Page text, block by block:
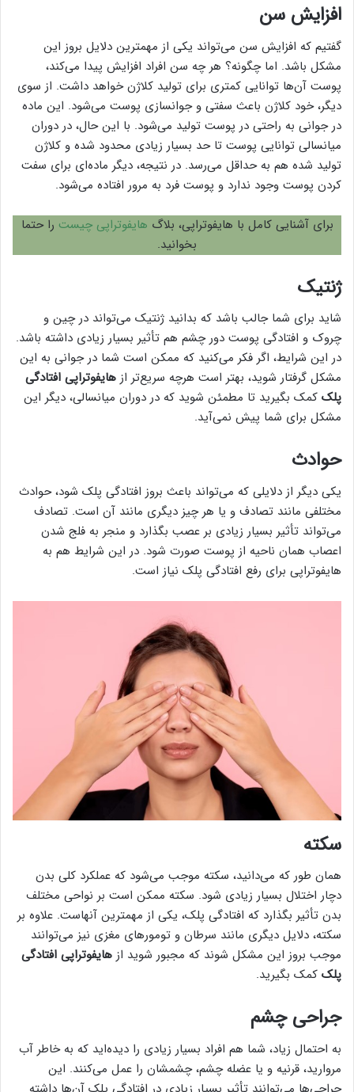
افزایش سن
گفتیم که افزایش سن می‌تواند یکی از مهمترین دلایل بروز این
مشکل باشد. اما چگونه؟ هر چه سن افراد افزایش پیدا می‌کند،
پوست آن‌ها توانایی کمتری برای تولید کلاژن خواهد داشت. از سوی
دیگر، خود کلاژن باعث سفتی و جوانسازی پوست می‌شود. این ماده
در جوانی به راحتی در پوست تولید می‌شود. با این حال، در دوران
میانسالی توانایی پوست تا حد بسیار زیادی محدود شده و کلاژن
تولید شده هم به حداقل می‌رسد. در نتیجه، دیگر ماده‌ای برای سفت
کردن پوست وجود ندارد و پوست فرد به مرور افتاده می‌شود.
برای آشنایی کامل با هایفوتراپی، بلاگ هایفوتراپی چیست را حتما
بخوانید.
ژنتیک
شاید برای شما جالب باشد که بدانید ژنتیک می‌تواند در چین و
چروک و افتادگی پوست دور چشم هم تأثیر بسیار زیادی داشته باشد.
در این شرایط، اگر فکر می‌کنید که ممکن است شما در جوانی به این
مشکل گرفتار شوید، بهتر است هرچه سریع‌تر از هایفوتراپی افتادگی
پلک کمک بگیرید تا مطمئن شوید که در دوران میانسالی، دیگر این
مشکل برای شما پیش نمی‌آید.
حوادث
یکی دیگر از دلایلی که می‌تواند باعث بروز افتادگی پلک شود، حوادث
مختلفی مانند تصادف و یا هر چیز دیگری مانند آن است. تصادف
می‌تواند تأثیر بسیار زیادی بر عصب بگذارد و منجر به فلج شدن
اعصاب همان ناحیه از پوست صورت شود. در این شرایط هم به
هایفوتراپی برای رفع افتادگی پلک نیاز است.
سکته
همان طور که می‌دانید، سکته موجب می‌شود که عملکرد کلی بدن
دچار اختلال بسیار زیادی شود. سکته ممکن است بر نواحی مختلف
بدن تأثیر بگذارد که افتادگی پلک، یکی از مهمترین آنهاست. علاوه بر
سکته، دلایل دیگری مانند سرطان و تومور‌های مغزی نیز می‌توانند
موجب بروز این مشکل شوند که مجبور شوید از هایفوتراپی افتادگی
پلک کمک بگیرید.
جراحی چشم
به احتمال زیاد، شما هم افراد بسیار زیادی را دیده‌اید که به خاطر آب
مروارید، قرنیه و یا عضله چشم، چشمشان را عمل می‌کنند. این